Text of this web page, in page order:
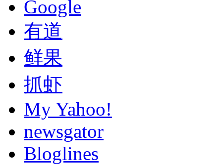
Google
有道
鲜果
抓虾
My Yahoo!
newsgator
Bloglines